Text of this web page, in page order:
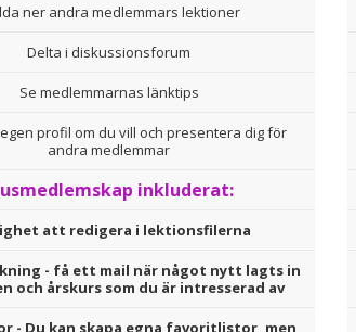
ner andra medlemmars lektioner
Delta i diskussionsforum
Se medlemmarnas länktips
profil om du vill och presentera dig för
andra medlemmar
inkluderat:
att redigera i lektionsfilerna
- få ett mail när något nytt lagts in
och årskurs som du är intresserad av
- Du kan skapa egna favoritlistor, men